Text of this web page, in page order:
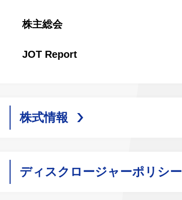
株主総会
JOT Report
株式情報
ディスクロージャーポリシー